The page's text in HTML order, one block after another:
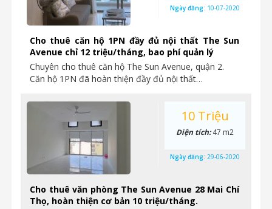
Cho thuê căn hộ 1PN đầy đủ nội thất The Sun
Avenue chỉ 12 triệu/tháng, bao phí quản lý
Chuyên cho thuê căn hộ The Sun Avenue, quận 2.
Căn hộ 1PN đã hoàn thiện đầy đủ nội thất…
Ngày đăng: 10-07-2020
Cho thuê văn phòng The Sun Avenue 28 Mai Chí
Thọ, hoàn thiện cơ bản 10 triệu/tháng.
10 Triệu
Diện tích:47 m2
Ngày đăng: 29-06-2020